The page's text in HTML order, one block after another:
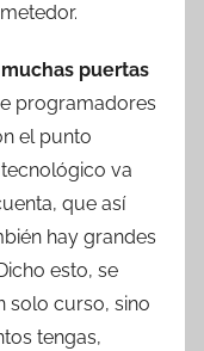
puertas
programadores
el punto
va
que así
hay grandes
esto, se
solo curso, sino
tengas,